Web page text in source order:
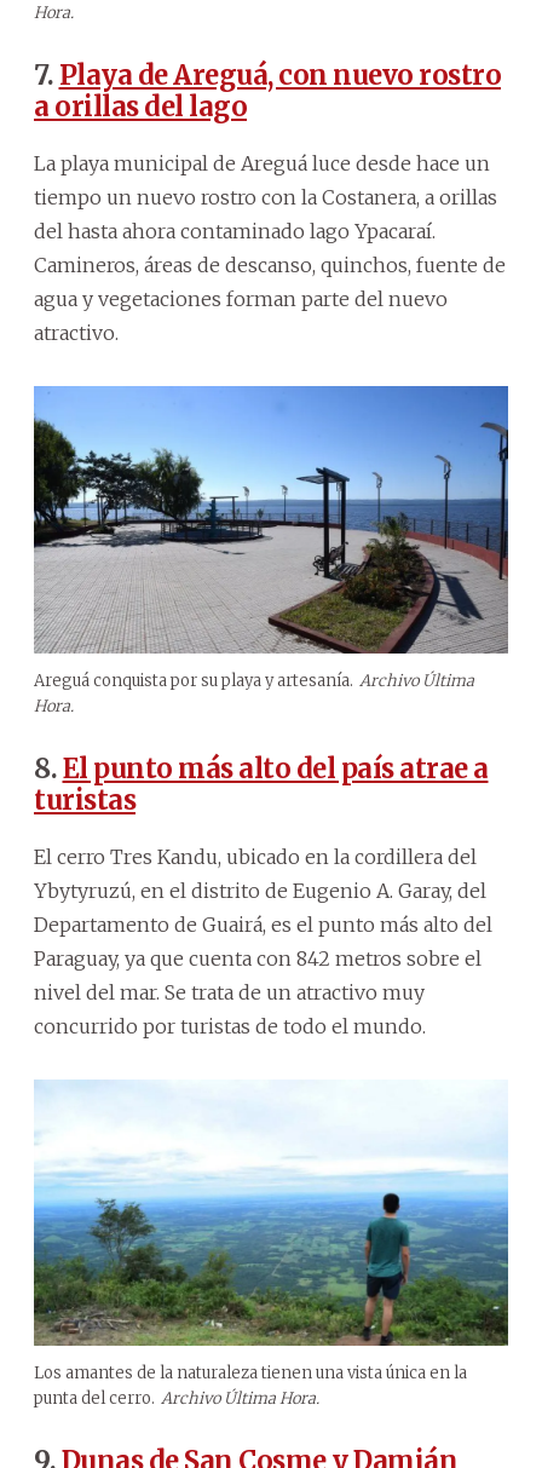
Hora.
7. Playa de Areguá, con nuevo rostro
a orillas del lago
La playa municipal de Areguá luce desde hace un
tiempo un nuevo rostro con la Costanera, a orillas
del hasta ahora contaminado lago Ypacaraí.
Camineros, áreas de descanso, quinchos, fuente de
agua y vegetaciones forman parte del nuevo
atractivo.
Areguá conquista por su playa y artesanía. Archivo Última
Hora.
8.El punto más alto del país atrae a
turistas
El cerro Tres Kandu, ubicado en la cordillera del
Ybytyruzú, en el distrito de Eugenio A. Garay, del
Departamento de Guairá, es el punto más alto del
Paraguay, ya que cuenta con 842 metros sobre el
nivel del mar. Se trata de un atractivo muy
concurrido por turistas de todo el mundo.
Los amantes de la naturaleza tienen una vista única en la
punta del cerro. Archivo Última Hora.
9.Dunas de San Cosme y Damián